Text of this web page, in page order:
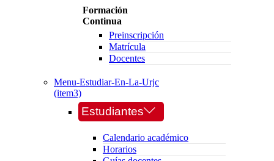
Formación
Continua
Preinscripción
Matrícula
Docentes
Menu-Estudiar-En-La-Urjc
(item3)
Estudiantes
Calendario académico
Horarios